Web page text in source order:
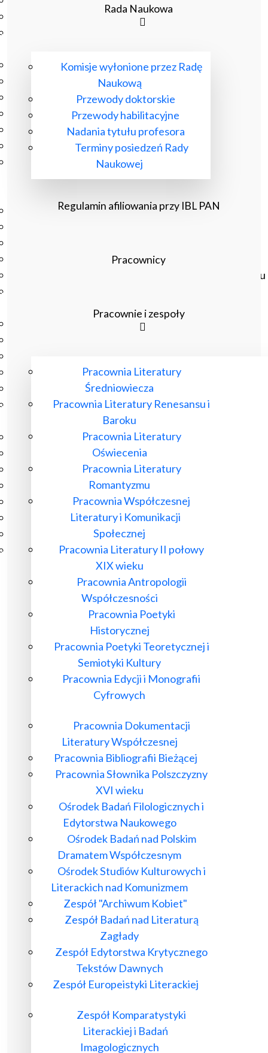
Repozytorium RCIN
Studia podyplomowe
Szkolenia
Szkoła Doktorska Anthropos
Erasmus
Olimpiada Literatury i Języka Polskiego
Olimpiada Literatury i Języka Polskiego dla Szkół
Podstawowych
O bibliotece
Czasopisma drukowane prenumerowane w 2026 roku
Biblioteka Pisarzy Polskiego Oświecenia
Nowa Biblioteka Romantyczna
Otwarta Nauka – Publikacje
Dla Pracowników IBL
Zarządzenia Dyrektora IBL
Decyzje Dyrektora IBL
Komunikaty Dyrekcji IBL
Regulaminy IBL
HR Excellence in Research
Pliki do pobrania
Inne akty wewnętrzne IBL
Poczta ibl.waw.pl
Rada Naukowa
Komisje wyłonione przez Radę
Naukową
Przewody doktorskie
Przewody habilitacyjne
Nadania tytułu profesora
Terminy posiedzeń Rady
Naukowej
Regulamin afiliowania przy IBL PAN
Pracownicy
Pracownie i zespoły
Pracownia Literatury
Średniowiecza
Pracownia Literatury Renesansu i
Baroku
Pracownia Literatury
Oświecenia
Pracownia Literatury
Romantyzmu
Pracownia Współczesnej
Literatury i Komunikacji
Społecznej
Pracownia Literatury II połowy
XIX wieku
Pracownia Antropologii
Współczesności
Pracownia Poetyki
Historycznej
Pracownia Poetyki Teoretycznej i
Semiotyki Kultury
Pracownia Edycji i Monografii
Cyfrowych
Pracownia Dokumentacji
Literatury Współczesnej
Pracownia Bibliografii Bieżącej
Pracownia Słownika Polszczyzny
XVI wieku
Ośrodek Badań Filologicznych i
Edytorstwa Naukowego
Ośrodek Badań nad Polskim
Dramatem Współczesnym
Ośrodek Studiów Kulturowych i
Literackich nad Komunizmem
Zespół "Archiwum Kobiet"
Zespół Badań nad Literaturą
Zagłady
Zespół Edytorstwa Krytycznego
Tekstów Dawnych
Zespół Europeistyki Literackiej
Zespół Komparatystyki
Literackiej i Badań
Imagologicznych